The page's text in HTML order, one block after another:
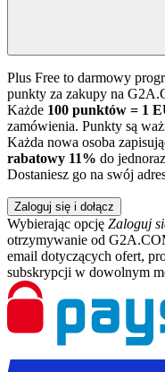
Plus Free to darmowy
punkty za zakupy na
Każde 100 punktów = 1
zamówienia. Punkty są
Każda nowa osoba
rabatowy 11% do
Dostaniesz go na swój
Zaloguj się i dołącz
Wybierając opcję Zaloguj
otrzymywanie od
email dotyczących ofert,
subskrypcji w dowolnym